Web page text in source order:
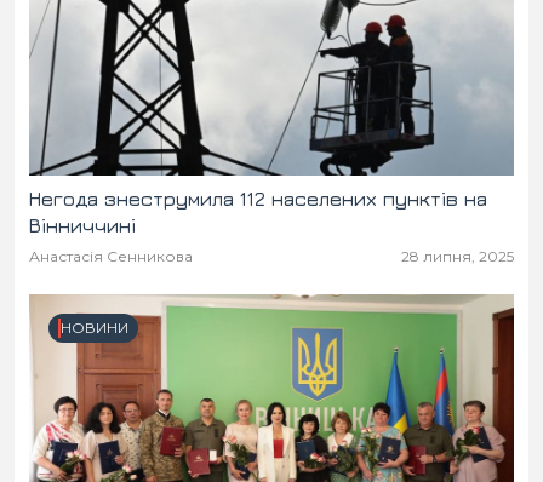
Негода знеструмила 112 населених пунктів на
Вінниччині
Анастасія Сенникова 28 липня, 2025
НОВИНИ